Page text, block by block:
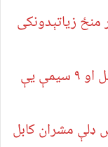
منځ زیاتېدونکی
هند پر پاکستان د «سندور» عملیات پیل او ۹ سیمې یې
ډلې مشران کابل